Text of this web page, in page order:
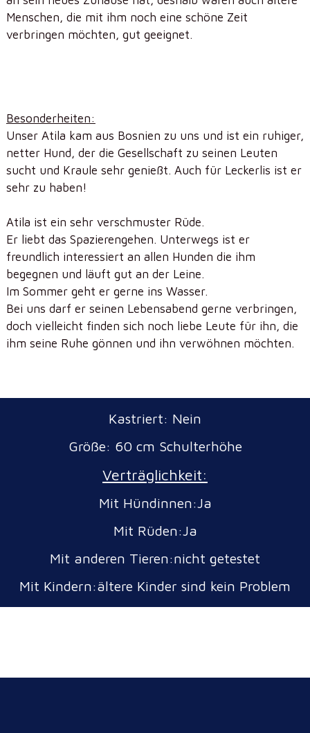
Menschen, die mit ihm noch eine schöne Zeit
verbringen möchten, gut geeignet.
Besonderheiten:
Unser Atila kam aus Bosnien zu uns und ist ein ruhiger,
netter Hund, der die Gesellschaft zu seinen Leuten
sucht und Kraule sehr genießt. Auch für Leckerlis ist er
sehr zu haben!
Atila ist ein sehr verschmuster Rüde.
Er liebt das Spazierengehen. Unterwegs ist er
freundlich interessiert an allen Hunden die ihm
begegnen und läuft gut an der Leine.
Im Sommer geht er gerne ins Wasser.
Bei uns darf er seinen Lebensabend gerne verbringen,
doch vielleicht finden sich noch liebe Leute für ihn, die
ihm seine Ruhe gönnen und ihn verwöhnen möchten.
Kastriert: Nein
Größe: 60 cm Schulterhöhe
Verträglichkeit:
Mit Hündinnen:Ja
Mit Rüden:Ja
Mit anderen Tieren:nicht getestet
Mit Kindern:ältere Kinder sind kein Problem